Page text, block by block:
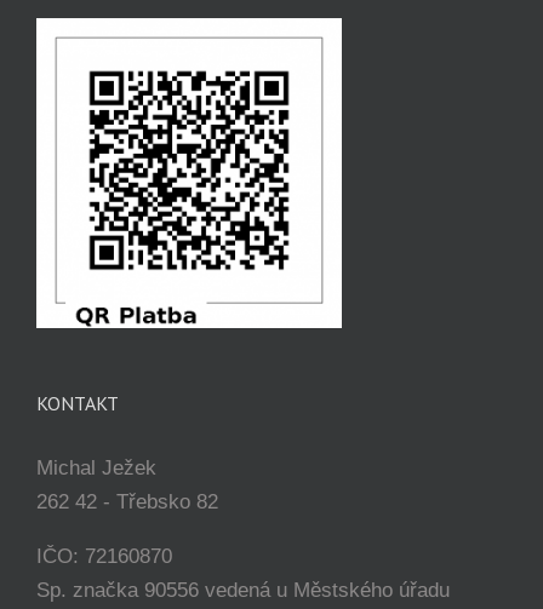
KONTAKT
Michal Ježek
262 42 - Třebsko 82
IČO: 72160870
Sp. značka 90556 vedená u Městského úřadu